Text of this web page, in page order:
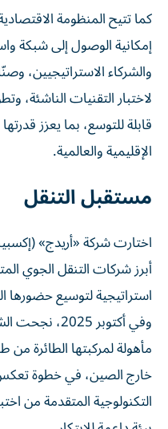
كما تتيح المنظومة
إمكانية الوصول إلى شبكة
والشركاء الاستراتيجيين،
لاختبار التقنيات الناشئة،
قابلة للتوسع، بما يعزز
الإقليمية والعالمية.
مستقبل التنقل
اختارت شركة «أريدج»
أبرز شركات التنقل الجوي
استراتيجية لتوسيع حضورها
وفي أكتوبر
خارج الصين، في خطوة
التكنولوجية المتقدمة من